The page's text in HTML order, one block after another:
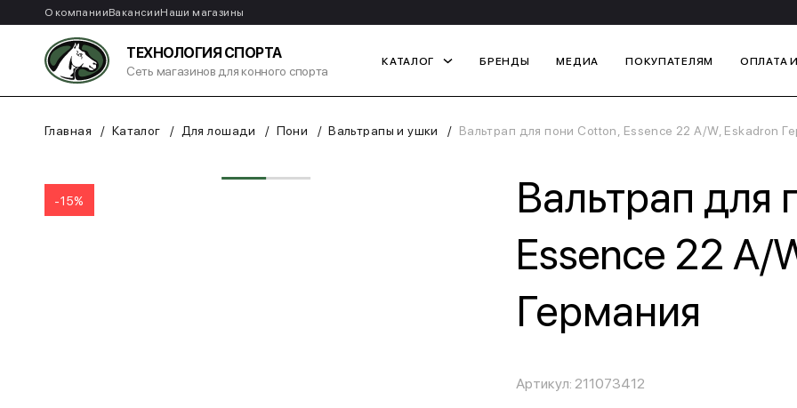
О компанииВакансииНаши магазины
ТЕХНОЛОГИЯ СПОРТА
Сеть магазинов для конного спорта
КАТАЛОГ БРЕНДЫ МЕДИА ПОКУПАТЕЛЯМ ОПЛАТА
Главная Каталог Для лошади Пони Вальтрапы и ушки Вальтрап для пони Cotton, Essence 22 A/W, Eskadron
-15%
Вальтрап для
Essence 22 A/
Германия
Артикул: 211073412